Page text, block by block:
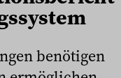
benötigen